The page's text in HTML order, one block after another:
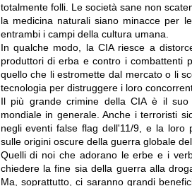
totalmente folli. Le società sane non
la medicina naturali siano minacce per
entrambi i campi della cultura umana.
In qualche modo, la CIA riesce a
produttori di erba e contro i combattenti
quello che li estromette dal mercato o li
tecnologia per distruggere i loro
Il più grande crimine della CIA è il
mondiale in generale. Anche i terroristi
negli eventi false flag dell'11/9, e la loro
sulle origini oscure della guerra globale
Quelli di noi che adorano le erbe e i
chiedere la fine sia della guerra alla
Ma, soprattutto, ci saranno grandi